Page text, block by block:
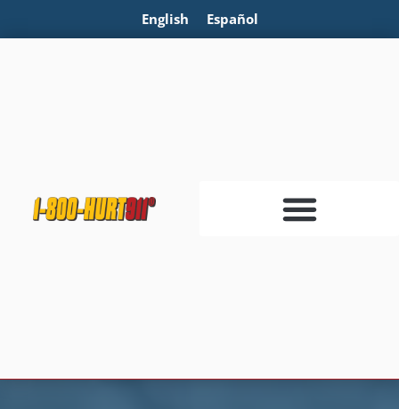
English Español